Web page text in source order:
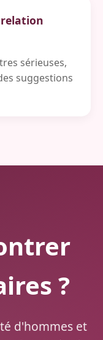
sérieuses,
suggestions
?
d'hommes et